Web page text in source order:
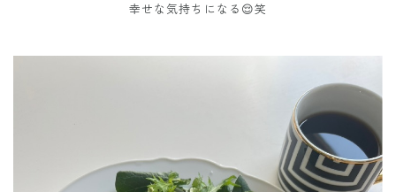
幸せな気持ちになる😌笑